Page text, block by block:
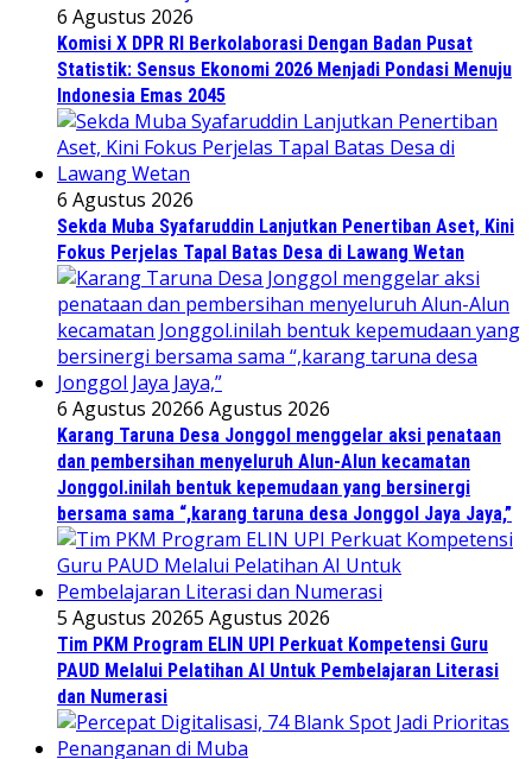
6 Agustus 2026
Komisi X DPR RI Berkolaborasi Dengan Badan Pusat
Statistik: Sensus Ekonomi 2026 Menjadi Pondasi Menuju
Indonesia Emas 2045
6 Agustus 2026
Sekda Muba Syafaruddin Lanjutkan Penertiban Aset, Kini
Fokus Perjelas Tapal Batas Desa di Lawang Wetan
6 Agustus 20266 Agustus 2026
Karang Taruna Desa Jonggol menggelar aksi penataan
dan pembersihan menyeluruh Alun-Alun kecamatan
Jonggol.inilah bentuk kepemudaan yang bersinergi
bersama sama “,karang taruna desa Jonggol Jaya Jaya,”
5 Agustus 20265 Agustus 2026
Tim PKM Program ELIN UPI Perkuat Kompetensi Guru
PAUD Melalui Pelatihan AI Untuk Pembelajaran Literasi
dan Numerasi